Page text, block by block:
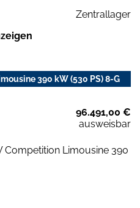
Zentrallager
390 kW (530 PS) 8-G
96.491,00 €
ausweisbar